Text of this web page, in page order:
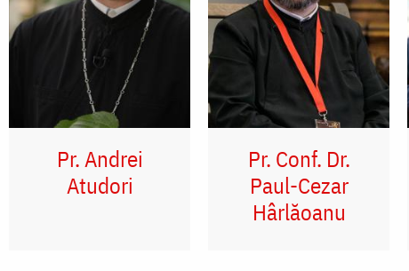
Pr. Andrei
Atudori
Pr. Conf. Dr.
Paul-Cezar
Hârlăoanu